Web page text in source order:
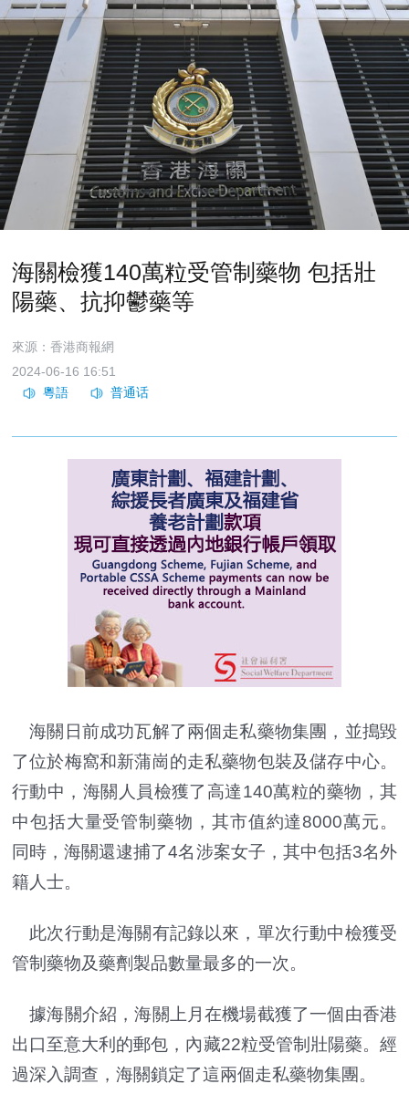
海關檢獲140萬粒受管制藥物 包括壯
陽藥、抗抑鬱藥等
來源：香港商報網
2024-06-16 16:51
海關日前成功瓦解了兩個走私藥物集團，並搗毀
了位於梅窩和新蒲崗的走私藥物包裝及儲存中心。
行動中，海關人員檢獲了高達140萬粒的藥物，其
中包括大量受管制藥物，其市值約達8000萬元。
同時，海關還逮捕了4名涉案女子，其中包括3名外
籍人士。
此次行動是海關有記錄以來，單次行動中檢獲受
管制藥物及藥劑製品數量最多的一次。
據海關介紹，海關上月在機場截獲了一個由香港
出口至意大利的郵包，內藏22粒受管制壯陽藥。經
過深入調查，海關鎖定了這兩個走私藥物集團。